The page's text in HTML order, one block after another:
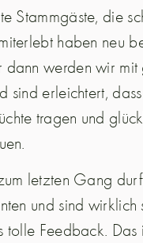
Stammgäste, die
haben neu
dann werden wir
sind erleichtert,
tragen und
letzten Gang
und sind wirklich
Feedback. Das